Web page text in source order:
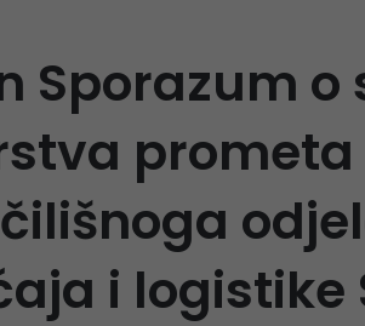
Sporazum o
prometa
i logistike